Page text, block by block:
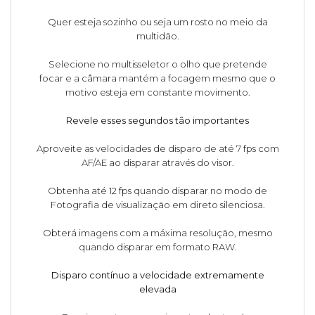
Quer esteja sozinho ou seja um rosto no meio da
multidão.
Selecione no multisseletor o olho que pretende
focar e a câmara mantém a focagem mesmo que o
motivo esteja em constante movimento.
Revele esses segundos tão importantes
Aproveite as velocidades de disparo de até 7 fps com
AF/AE ao disparar através do visor.
Obtenha até 12 fps quando disparar no modo de
Fotografia de visualização em direto silenciosa.
Obterá imagens com a máxima resolução, mesmo
quando disparar em formato RAW.
Disparo contínuo a velocidade extremamente
elevada